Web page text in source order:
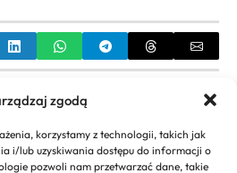
zgodą
korzystamy z technologii, takich jak
i/lub uzyskiwania dostępu do informacji o
pozwoli nam przetwarzać dane, takie
C: Efekty, Działanie na skórę i
formuły